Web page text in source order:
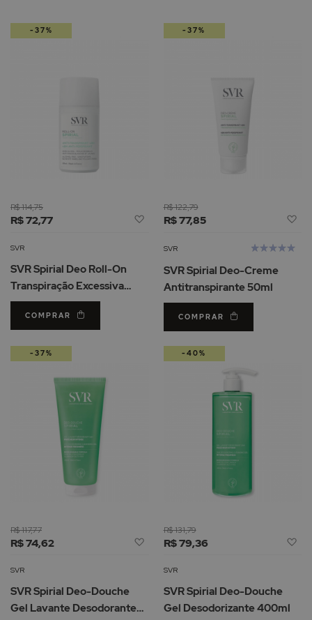
R$ 72,77
R$ 114,75
Adicionar
Lista
Desejos
SVR
SVR Spirial Deo Roll-On
Transpiração Excessiva
50ml
COMPRAR
-37%
R$ 77,85
R$ 122,79
SVR
Avaliação:
SVR Spirial Deo-Creme
Antitranspirante 50ml
COMPRAR
-37%
R$ 74,62
R$ 117,77
Adicionar
Lista
Desejos
SVR
SVR Spirial Deo-Douche
Gel Lavante Desodorante
-37%
R$ 79,36
R$ 131,79
SVR
SVR Spirial Deo-Douche
Gel Desodorizante 400ml
-40%